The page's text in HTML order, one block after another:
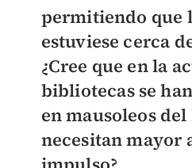
permitiendo que
estuviese cerca
¿Cree que en la
bibliotecas se
en mausoleos
necesitan mayor